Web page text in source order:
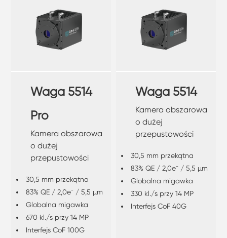
Waga 5514
Pro
Kamera obszarowa
o dużej
przepustowości
30,5 mm przekątna
83% QE / 2,0e⁻ / 5,5 µm
Globalna migawka
670 kl./s przy 14 MP
Interfejs CoF 100G
Waga 5514
Kamera obszarowa
o dużej
przepustowości
30,5 mm przekątna
83% QE / 2,0e⁻ / 5,5 µm
Globalna migawka
330 kl./s przy 14 MP
Interfejs CoF 40G